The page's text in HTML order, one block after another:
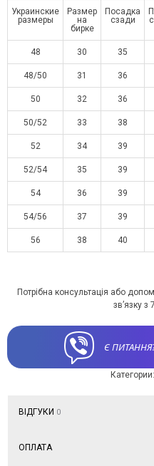
Украинские
размеры
Размер
на
бирке
Посадка
сзади
48 30 35
48/50 31 36
50 32 36
50/52 33 38
52 34 39
52/54 35 39
54 36 39
54/56 37 39
56 38 40
Потрібна консультація або
зв’язку з
Є
Категории:
ВІДГУКИ 0
ОПЛАТА